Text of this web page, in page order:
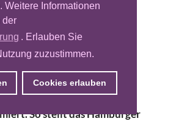
Weitere Informationen
der
. Erlauben Sie
zuzustimmen.
Cookies erlauben
Lichtblick macht
mit einer
Kampagne
Digital-Out-of-Home
aufmerksam. Dafür wurde
Kampagne die Kennzahl
entwickelt und
So stellt das Hamburger